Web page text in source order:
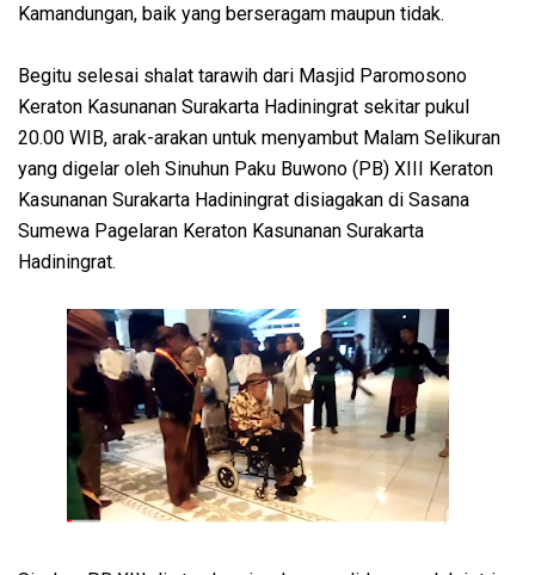
Kamandungan, baik yang berseragam maupun tidak.
Begitu selesai shalat tarawih dari Masjid Paromosono
Keraton Kasunanan Surakarta Hadiningrat sekitar pukul
20.00 WIB, arak-arakan untuk menyambut Malam Selikuran
yang digelar oleh Sinuhun Paku Buwono (PB) XIII Keraton
Kasunanan Surakarta Hadiningrat disiagakan di Sasana
Sumewa Pagelaran Keraton Kasunanan Surakarta
Hadiningrat.